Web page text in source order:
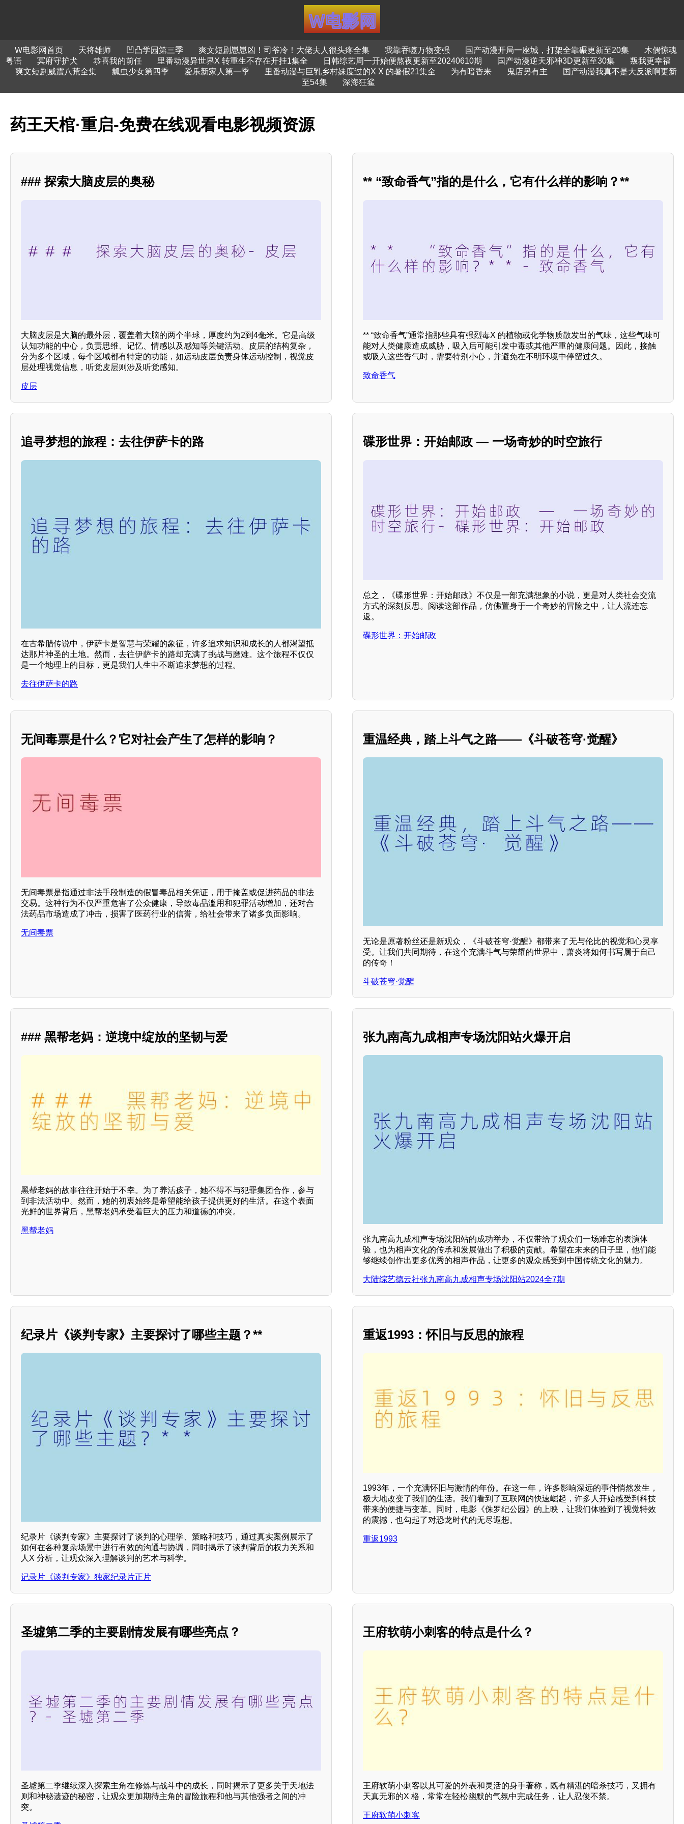
W电影网首页 天将雄师 凹凸学园第三季 爽文短剧崽崽凶！司爷冷！大佬夫人很头疼全集 我靠吞噬万物变强 国产动漫开局一座城，打架全靠碾更新至20集
木偶惊魂
粤语
冥府守护犬 恭喜我的前任 里番动漫异世界X 转重生不存在开挂1集全 日韩综艺周一开始便熬夜更新至20240610期 国产动漫逆天邪神3D更新至30集
叛我更幸福
爽文短剧威震八荒全集
瓢虫少女第四季 爱乐新家人第一季 里番动漫与巨乳乡村妹度过的X X 的暑假21集全 为有暗香来 鬼店另有主
国产动漫我真不是大反派啊更新
至54集
深海狂鲨
药王天棺·重启-免费在线观看电影视频资源
### 探索大脑皮层的奥秘
大脑皮层是大脑的最外层，覆盖着大脑的两个半球，厚度约为2到4毫米。它是高级
认知功能的中心，负责思维、记忆、情感以及感知等关键活动。皮层的结构复杂，
分为多个区域，每个区域都有特定的功能，如运动皮层负责身体运动控制，视觉皮
层处理视觉信息，听觉皮层则涉及听觉感知。
皮层
** “致命香气”指的是什么，它有什么样的影响？**
** “致命香气”通常指那些具有强烈毒X 的植物或化学物质散发出的气味，这些气味可
能对人类健康造成威胁，吸入后可能引发中毒或其他严重的健康问题。因此，接触
或吸入这些香气时，需要特别小心，并避免在不明环境中停留过久。
致命香气
追寻梦想的旅程：去往伊萨卡的路
在古希腊传说中，伊萨卡是智慧与荣耀的象征，许多追求知识和成长的人都渴望抵
达那片神圣的土地。然而，去往伊萨卡的路却充满了挑战与磨难。这个旅程不仅仅
是一个地理上的目标，更是我们人生中不断追求梦想的过程。
去往伊萨卡的路
碟形世界：开始邮政 — 一场奇妙的时空旅行
总之，《碟形世界：开始邮政》不仅是一部充满想象的小说，更是对人类社会交流
方式的深刻反思。阅读这部作品，仿佛置身于一个奇妙的冒险之中，让人流连忘
返。
碟形世界：开始邮政
无间毒票是什么？它对社会产生了怎样的影响？
无间毒票是指通过非法手段制造的假冒毒品相关凭证，用于掩盖或促进药品的非法
交易。这种行为不仅严重危害了公众健康，导致毒品滥用和犯罪活动增加，还对合
法药品市场造成了冲击，损害了医药行业的信誉，给社会带来了诸多负面影响。
无间毒票
重温经典，踏上斗气之路——《斗破苍穹·觉醒》
无论是原著粉丝还是新观众，《斗破苍穹·觉醒》都带来了无与伦比的视觉和心灵享
受。让我们共同期待，在这个充满斗气与荣耀的世界中，萧炎将如何书写属于自己
的传奇！
斗破苍穹·觉醒
### 黑帮老妈：逆境中绽放的坚韧与爱
黑帮老妈的故事往往开始于不幸。为了养活孩子，她不得不与犯罪集团合作，参与
到非法活动中。然而，她的初衷始终是希望能给孩子提供更好的生活。在这个表面
光鲜的世界背后，黑帮老妈承受着巨大的压力和道德的冲突。
黑帮老妈
张九南高九成相声专场沈阳站火爆开启
张九南高九成相声专场沈阳站的成功举办，不仅带给了观众们一场难忘的表演体
验，也为相声文化的传承和发展做出了积极的贡献。希望在未来的日子里，他们能
够继续创作出更多优秀的相声作品，让更多的观众感受到中国传统文化的魅力。
大陆综艺德云社张九南高九成相声专场沈阳站2024全7期
纪录片《谈判专家》主要探讨了哪些主题？**
纪录片《谈判专家》主要探讨了谈判的心理学、策略和技巧，通过真实案例展示了
如何在各种复杂场景中进行有效的沟通与协调，同时揭示了谈判背后的权力关系和
人X 分析，让观众深入理解谈判的艺术与科学。
记录片《谈判专家》独家纪录片正片
重返1993：怀旧与反思的旅程
1993年，一个充满怀旧与激情的年份。在这一年，许多影响深远的事件悄然发生，
极大地改变了我们的生活。我们看到了互联网的快速崛起，许多人开始感受到科技
带来的便捷与变革。同时，电影《侏罗纪公园》的上映，让我们体验到了视觉特效
的震撼，也勾起了对恐龙时代的无尽遐想。
重返1993
圣墟第二季的主要剧情发展有哪些亮点？
圣墟第二季继续深入探索主角在修炼与战斗中的成长，同时揭示了更多关于天地法
则和神秘遗迹的秘密，让观众更加期待主角的冒险旅程和他与其他强者之间的冲
突。
王府软萌小刺客的特点是什么？
王府软萌小刺客以其可爱的外表和灵活的身手著称，既有精湛的暗杀技巧，又拥有
天真无邪的X 格，常常在轻松幽默的气氛中完成任务，让人忍俊不禁。
王府软萌小刺客